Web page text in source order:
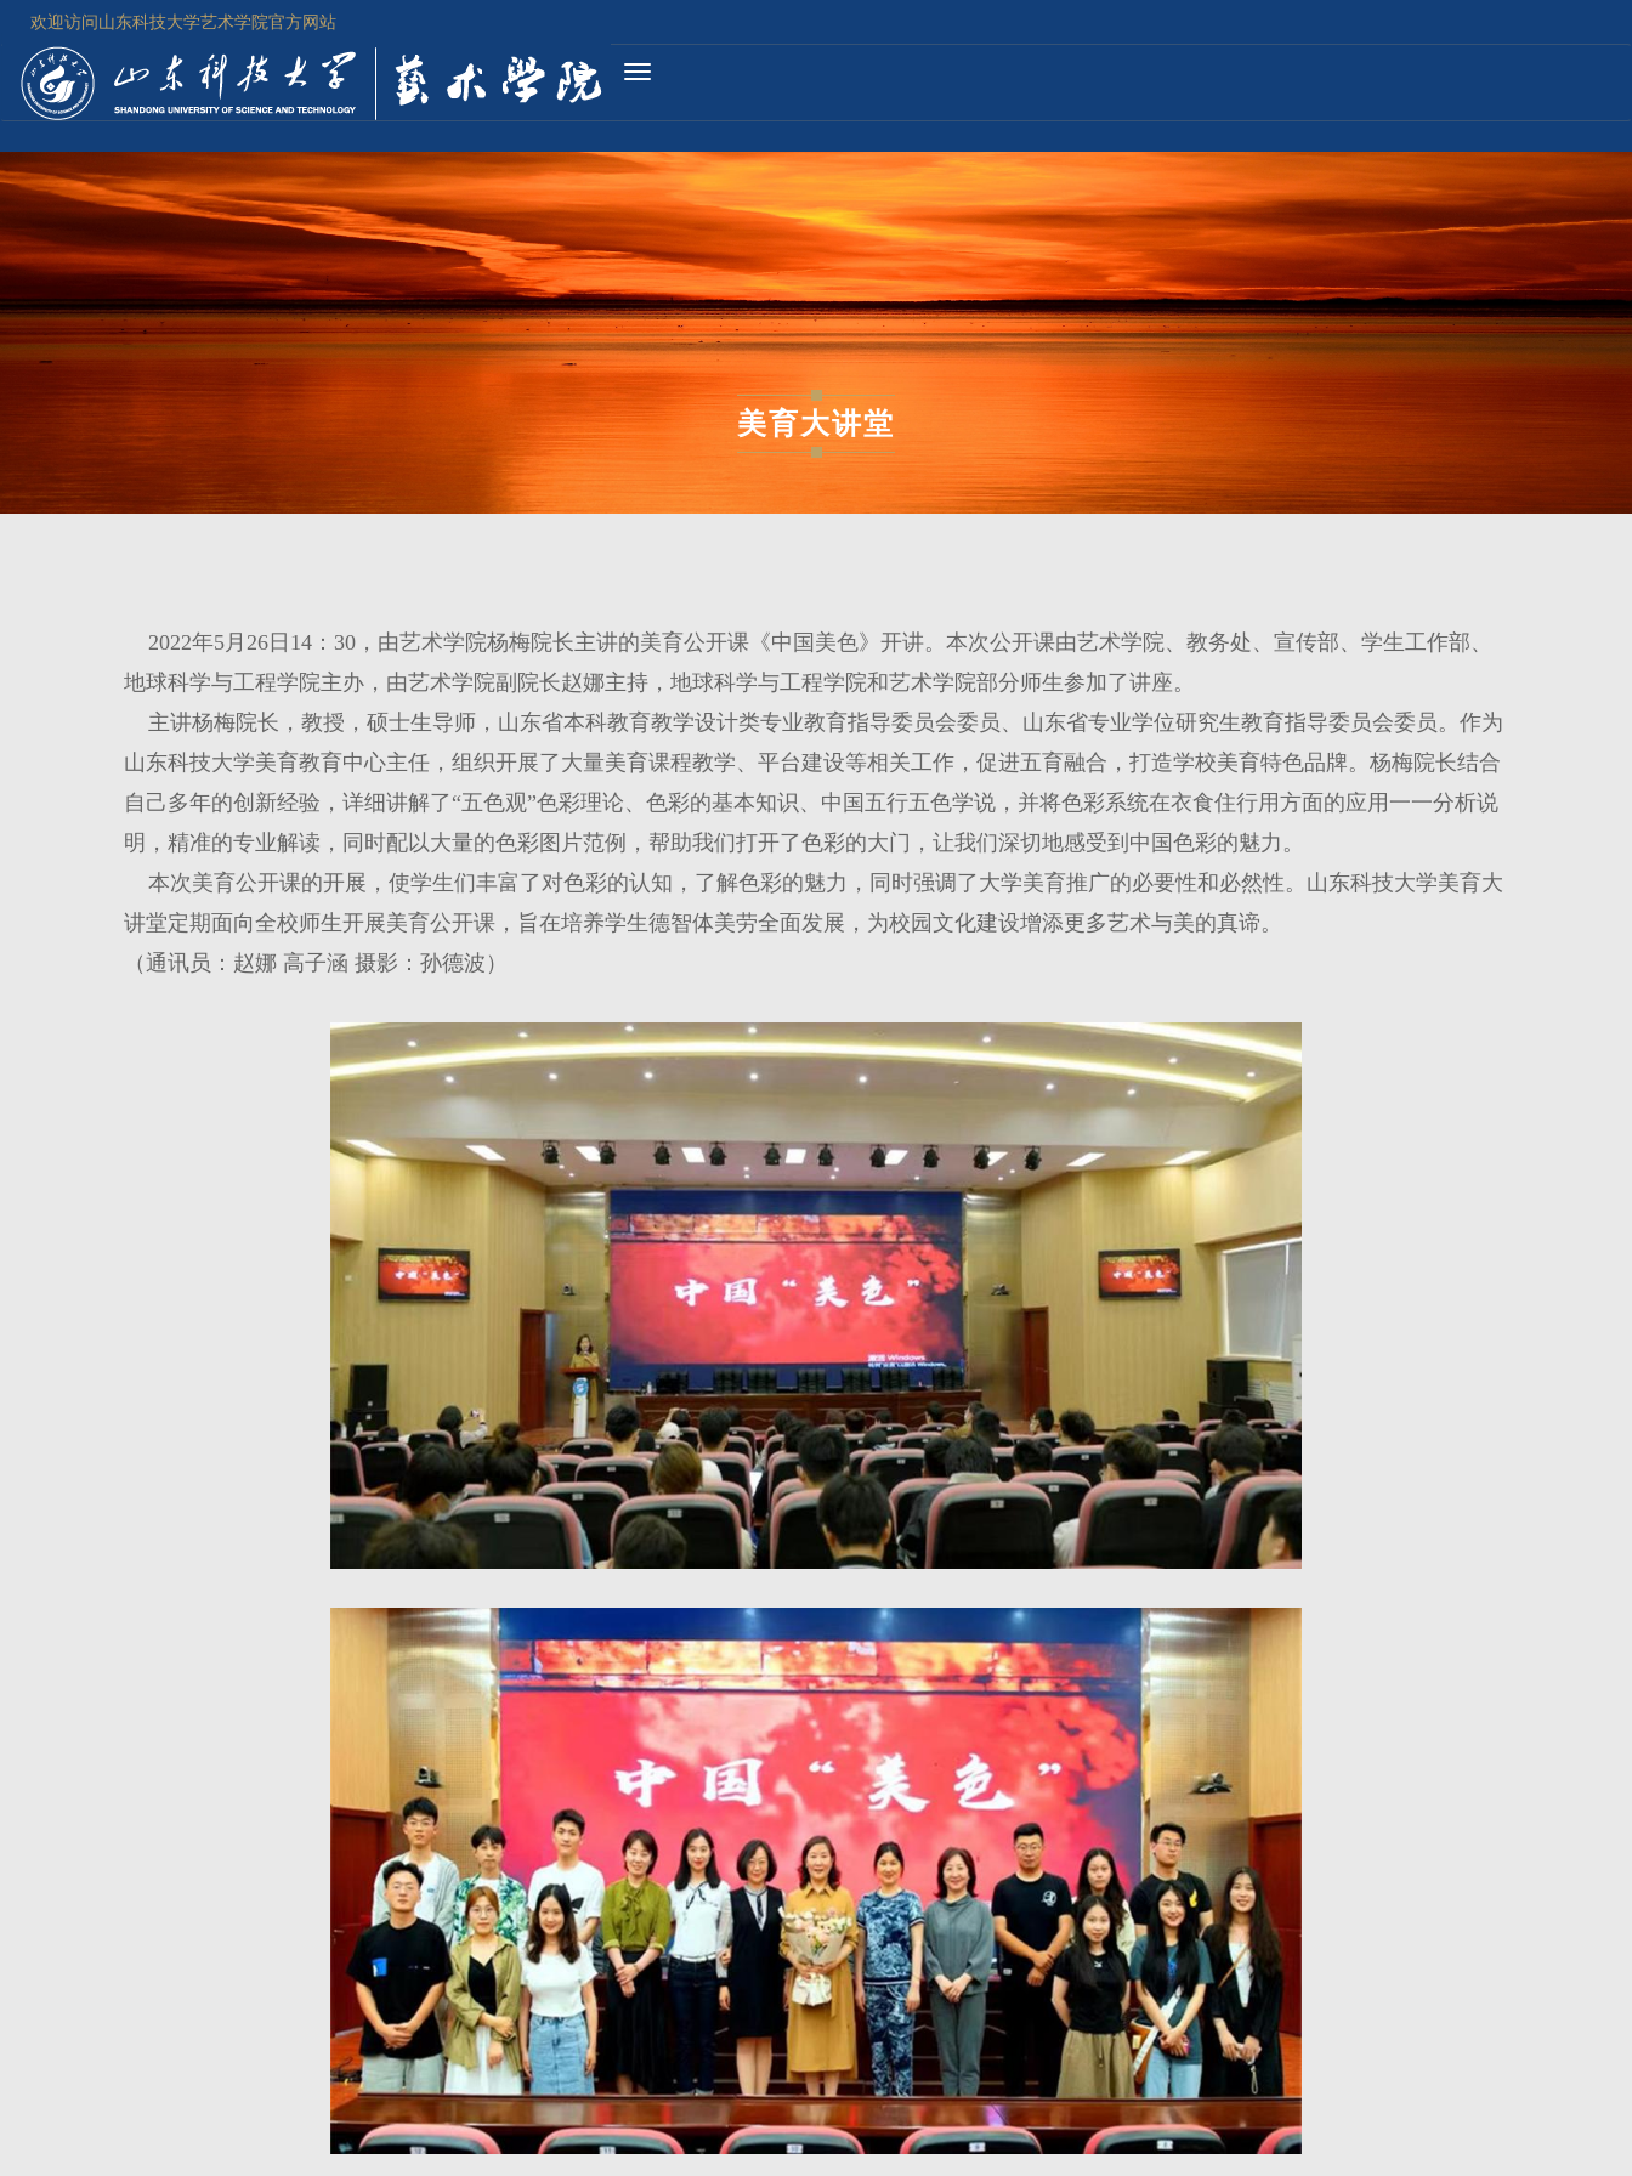
欢迎访问山东科技大学艺术学院官方网站
Toggle
navigation
美育大讲堂
2022年5月26日14：30，由艺术学院杨梅院长主讲的美育公开课《中国美色》开讲。本次公开课由艺术学院、教务处、宣传部、学生工作部、
地球科学与工程学院主办，由艺术学院副院长赵娜主持，地球科学与工程学院和艺术学院部分师生参加了讲座。
主讲杨梅院长，教授，硕士生导师，山东省本科教育教学设计类专业教育指导委员会委员、山东省专业学位研究生教育指导委员会委员。作为
山东科技大学美育教育中心主任，组织开展了大量美育课程教学、平台建设等相关工作，促进五育融合，打造学校美育特色品牌。杨梅院长结合
自己多年的创新经验，详细讲解了“五色观”色彩理论、色彩的基本知识、中国五行五色学说，并将色彩系统在衣食住行用方面的应用一一分析说
明，精准的专业解读，同时配以大量的色彩图片范例，帮助我们打开了色彩的大门，让我们深切地感受到中国色彩的魅力。
本次美育公开课的开展，使学生们丰富了对色彩的认知，了解色彩的魅力，同时强调了大学美育推广的必要性和必然性。山东科技大学美育大
讲堂定期面向全校师生开展美育公开课，旨在培养学生德智体美劳全面发展，为校园文化建设增添更多艺术与美的真谛。
（通讯员：赵娜 高子涵 摄影：孙德波）